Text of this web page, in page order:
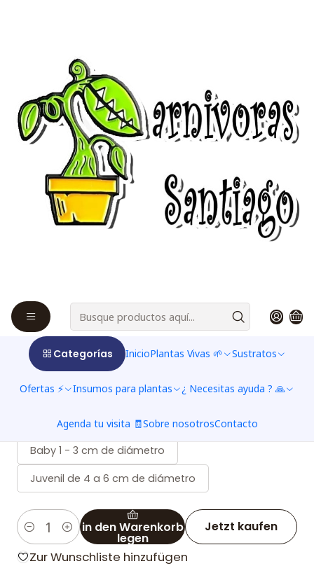
Categorías InicioPlantas Vivas 🌱 Sustratos
Ofertas ⚡ Insumos para plantas ¿ Necesitas ayuda ? 🙏
Agenda tu visita 🧾Sobre nosotrosContacto
Drosera - Capensis Típica
TAMAÑO
Baby 1 - 3 cm de diámetro
Juvenil de 4 a 6 cm de diámetro
Menge in den Warenkorb
legen
Jetzt kaufen
Zur Wunschliste hinzufügen